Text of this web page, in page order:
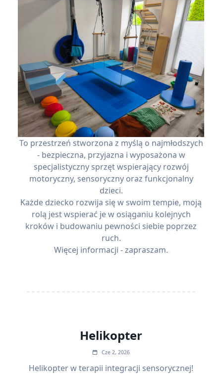
To przestrzeń stworzona z myślą o najmłodszych
- bezpieczna, przyjazna i wyposażona w
specjalistyczny sprzęt wspierający rozwój
motoryczny, sensoryczny oraz funkcjonalny
dzieci.
Każde dziecko rozwija się w swoim tempie, moją
rolą jest wspierać je w osiąganiu kolejnych
kroków i budowaniu pewności siebie poprzez
ruch.
Więcej informacji - zapraszam.
Helikopter
Cze 2, 2026
Helikopter w terapii integracji sensorycznej!